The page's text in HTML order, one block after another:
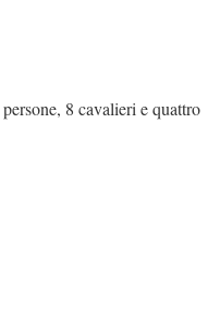
8 cavalieri e quattro